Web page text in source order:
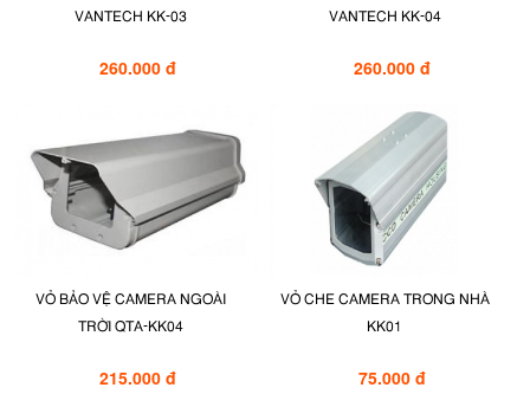
VANTECH KK-03
260.000 đ
VANTECH KK-04
260.000 đ
VỎ BẢO VỆ CAMERA NGOÀI
TRỜI QTA-KK04
215.000 đ
VỎ CHE CAMERA TRONG NHÀ
KK01
75.000 đ